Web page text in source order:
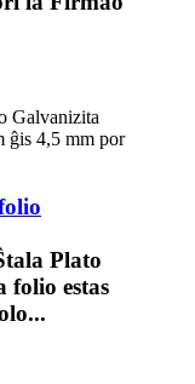
Plato
estas